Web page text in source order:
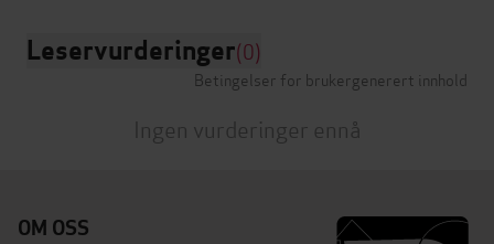
Leservurderinger(0)
Betingelser for brukergenerert innhold
Ingen vurderinger ennå
OM OSS